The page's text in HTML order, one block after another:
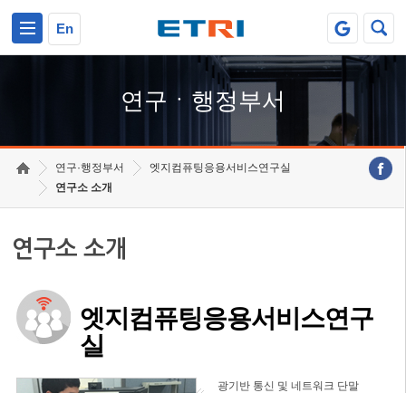
En
연구ㆍ행정부서
연구·행정부서
엣지컴퓨팅응용서비스연구실
연구소 소개
연구소 소개
엣지컴퓨팅응용서비스연구
실
광기반 통신 및 네트워크 단말